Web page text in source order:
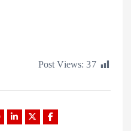
Post Views: